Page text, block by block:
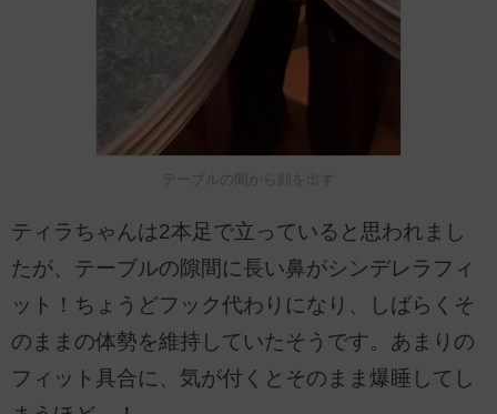
テーブルの間から顔を出す
ティラちゃんは2本足で立っていると思われまし
たが、テーブルの隙間に長い鼻がシンデレラフィ
ット！ちょうどフック代わりになり、しばらくそ
のままの体勢を維持していたそうです。あまりの
フィット具合に、気が付くとそのまま爆睡してし